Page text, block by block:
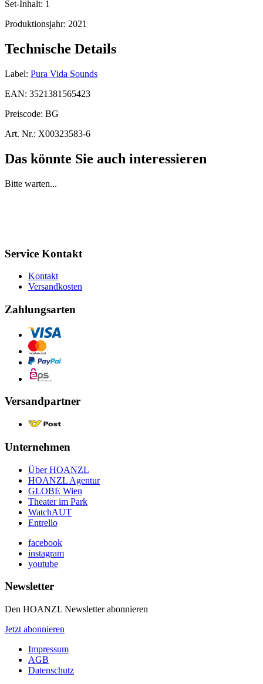
Set-Inhalt: 1
Produktionsjahr: 2021
Technische Details
Label: Pura Vida Sounds
EAN: 3521381565423
Preiscode: BG
Art. Nr.: X00323583-6
Das könnte Sie auch interessieren
Bitte warten...
Service Kontakt
Kontakt
Versandkosten
Zahlungsarten
Versandpartner
Unternehmen
Über HOANZL
HOANZL Agentur
GLOBE Wien
Theater im Park
WatchAUT
Entrello
facebook
instagram
youtube
Newsletter
Den HOANZL Newsletter abonnieren
Jetzt abonnieren
Impressum
AGB
Datenschutz